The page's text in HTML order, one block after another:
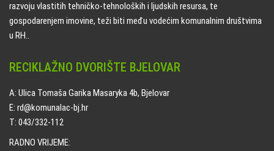
razvoju vlastitih tehničko-tehnoloških i ljudskih resursa, te
gospodarenjem imovine, teži biti među vodećim komunalnim društvima
u RH..
RECIKLAŽNO DVORIŠTE BJELOVAR
A: Ulica Tomaša Garika Masaryka 4b, Bjelovar
E: rd@komunalac-bj.hr
T: 043/332-112
RADNO VRIJEME: